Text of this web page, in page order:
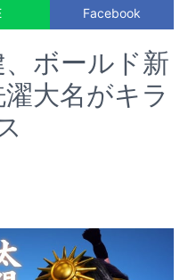
Facebook
ボールド新
大名がキラ